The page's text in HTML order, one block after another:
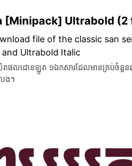
[Minipack] Ultrabold (2
file of the classic san
Ultrabold Italic
ផលដោនឡូត ១ឯកសារដែលមានគ្រប់ចំនួនពុ
ែង។